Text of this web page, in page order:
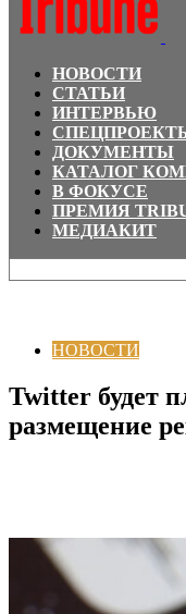
НОВОСТИ
СТАТЬИ
ИНТЕРВЬЮ
ДОКУМЕНТЫ
КАТАЛОГ
В ФОКУСЕ
ПРЕМИЯ
МЕДИАКИТ
НОВОСТИ
Twitter будет
размещение